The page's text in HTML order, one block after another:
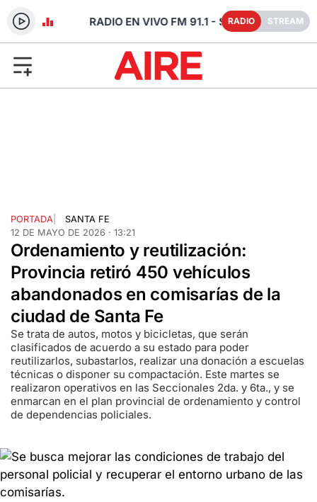
FE RADIO STREAM
PORTADA
SANTA FE
12 DE MAYO DE 2026 · 13:21
Ordenamiento y reutilización:
Provincia retiró 450 vehículos
abandonados en comisarías de la
ciudad de Santa Fe
Se trata de autos, motos y bicicletas, que serán
clasificados de acuerdo a su estado para poder
reutilizarlos, subastarlos, realizar una donación a escuelas
técnicas o disponer su compactación. Este martes se
realizaron operativos en las Seccionales 2da. y 6ta., y se
enmarcan en el plan provincial de ordenamiento y control
de dependencias policiales.